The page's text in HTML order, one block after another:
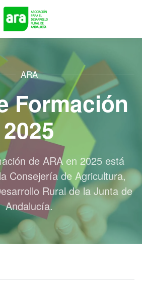
ARA
Formación
2025
de ARA en 2025 está
Consejería de Agricultura,
Rural de la Junta de
Andalucía.